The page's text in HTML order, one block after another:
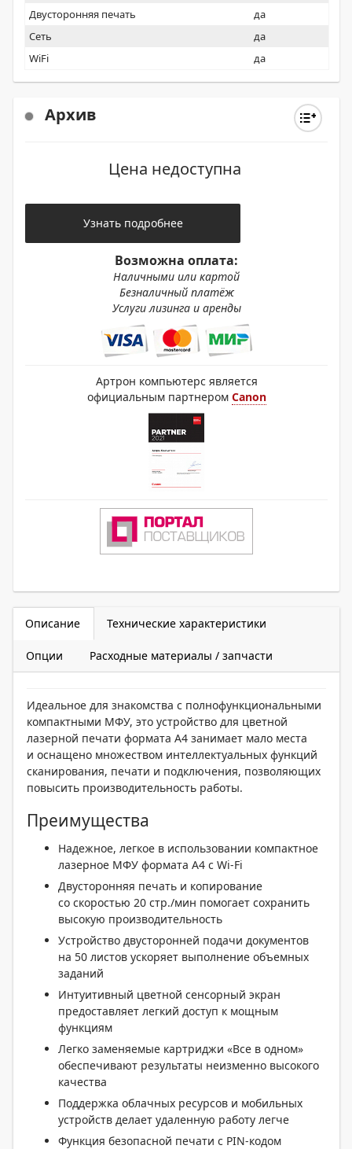
Двусторонняя печать
да
Сеть
да
WiFi
да
Архив
Цена недоступна
Узнать подробнее
Возможна оплата:
Наличными или картой
Безналичный платёж
Услуги лизинга и аренды
Артрон компьютерс является
официальным партнером Canon
Описание Технические характеристики
Опции Расходные материалы / запчасти
Идеальное для знакомства с полнофункциональными
компактными МФУ, это устройство для цветной
лазерной печати формата A4 занимает мало места
и оснащено множеством интеллектуальных функций
сканирования, печати и подключения, позволяющих
повысить производительность работы.
Преимущества
Надежное, легкое в использовании компактное
лазерное МФУ формата A4 с Wi-Fi
Двусторонняя печать и копирование
со скоростью 20 стр./мин помогает сохранить
высокую производительность
Устройство двусторонней подачи документов
на 50 листов ускоряет выполнение объемных
заданий
Интуитивный цветной сенсорный экран
предоставляет легкий доступ к мощным
функциям
Легко заменяемые картриджи «Все в одном»
обеспечивают результаты неизменно высокого
качества
Поддержка облачных ресурсов и мобильных
устройств делает удаленную работу легче
Функция безопасной печати с PIN-кодом